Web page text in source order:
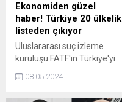
Ekonomiden güzel
haber! Türkiye 20 ülkelik
listeden çıkıyor
Uluslararası suç izleme
kuruluşu FATF'ın Türkiye'yi
haziranda yapılacak
08.05.2024